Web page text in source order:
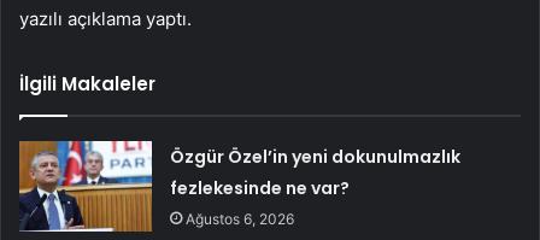
yazılı açıklama yaptı.
İlgili Makaleler
Özgür Özel’in yeni dokunulmazlık
fezlekesinde ne var?
Ağustos 6, 2026